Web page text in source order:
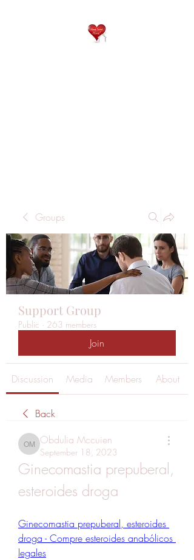
Groups
Support Group
Public · 263 members
Join
Discussion Media Members About
Back
Obdulia Mccuien
Obdulia Mccuien
September 18, 2023
Ginecomastia prepuberal,
esteroides droga
Ginecomastia prepuberal, esteroides
droga - Compre esteroides anabólicos
legales